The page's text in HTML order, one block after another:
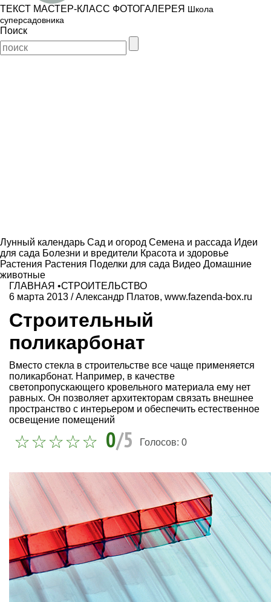
ТЕКСТ МАСТЕР-КЛАСС ФОТОГАЛЕРЕЯ Школа
суперсадовника
Поиск
Лунный календарь Сад и огород Семена и рассада Идеи
для сада Болезни и вредители Красота и здоровье
Растения Растения Поделки для сада Видео Домашние
животные
ГЛАВНАЯ •СТРОИТЕЛЬСТВО
6 марта 2013 /Александр Платов, www.fazenda-box.ru
Строительный
поликарбонат
Вместо стекла в строительстве все чаще применяется
поликарбонат. Например, в качестве
светопропускающего кровельного материала ему нет
равных. Он позволяет архитекторам связать внешнее
пространство с интерьером и обеспечить естественное
освещение помещений
0/5 Голосов: 0